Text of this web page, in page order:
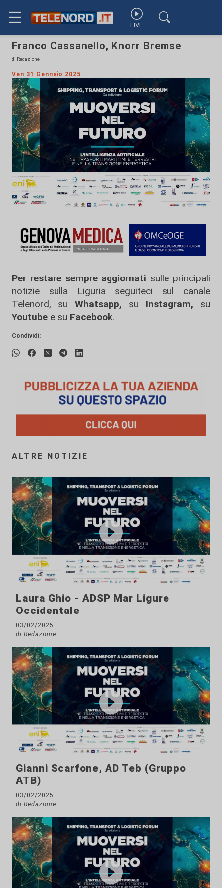
☰ LIVE
Franco Cassanello, Knorr Bremse
di Redazione
Ven 31 Gennaio 2025
Per restare sempre aggiornati sulle principali
notizie sulla Liguria seguiteci sul canale
Telenord, su
Whatsapp, su Instagram, su
Youtube e su Facebook.
Condividi:
ALTRE NOTIZIE
Laura Ghio - ADSP Mar Ligure
Occidentale
03/02/2025
di Redazione
Gianni Scarfone, AD Teb (Gruppo
ATB)
03/02/2025
di Redazione